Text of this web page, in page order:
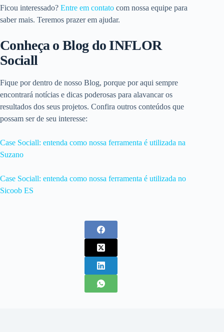
Ficou interessado? Entre em contato com nossa equipe para
saber mais. Teremos prazer em ajudar.
Conheça o Blog do INFLOR
Sociall
Fique por dentro de nosso Blog, porque por aqui sempre
encontrará notícias e dicas poderosas para alavancar os
resultados dos seus projetos. Confira outros conteúdos que
possam ser de seu interesse:
Case Sociall: entenda como nossa ferramenta é utilizada na
Suzano
Case Sociall: entenda como nossa ferramenta é utilizada no
Sicoob ES